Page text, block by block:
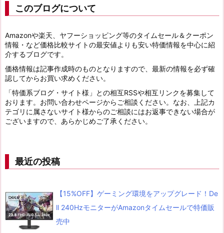
このブログについて
Amazonや楽天、ヤフーショッピング等のタイムセール＆クーポン
情報・など価格比較サイトの最安値よりも安い特価情報を中心に紹
介するブログです。
価格情報は記事作成時のものとなりますので、最新の情報を必ず確
認してからお買い求めください。
「特価系ブログ・サイト様」との相互RSSや相互リンクを募集して
おります。お問い合わせページからご相談ください。なお、上記カ
テゴリに属さないサイト様からのご相談にはお返事できない場合が
ございますので、あらかじめご了承ください。
最近の投稿
【15%OFF】ゲーミング環境をアップグレード！De
ll 240HzモニターがAmazonタイムセールで特価販
売中